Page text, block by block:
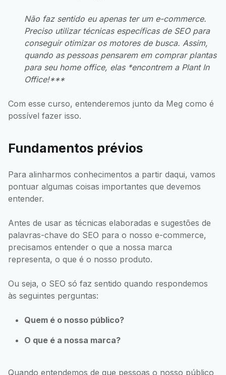
Não faz sentido eu apenas ter um e-commerce.
Preciso utilizar técnicas específicas de SEO para
conseguir otimizar os motores de busca. Assim,
quando as pessoas pensarem em comprar plantas
para seu home office, elas *encontrem a Plant In
Office!***
Com esse curso, entenderemos junto da Meg como é
possível fazer isso.
Fundamentos prévios
Para alinharmos conhecimentos a partir daqui, vamos
pontuar algumas coisas importantes que devemos
entender.
Antes de usar as técnicas elaboradas e sugestões de
palavras-chave do SEO para o nosso e-commerce,
precisamos entender o que a nossa marca
representa, o que é o nosso produto.
Ou seja, o SEO só faz sentido quando respondemos
às seguintes perguntas:
Quem é o nosso público?
O que é a nossa marca?
Quando entendemos de que pessoas o nosso público